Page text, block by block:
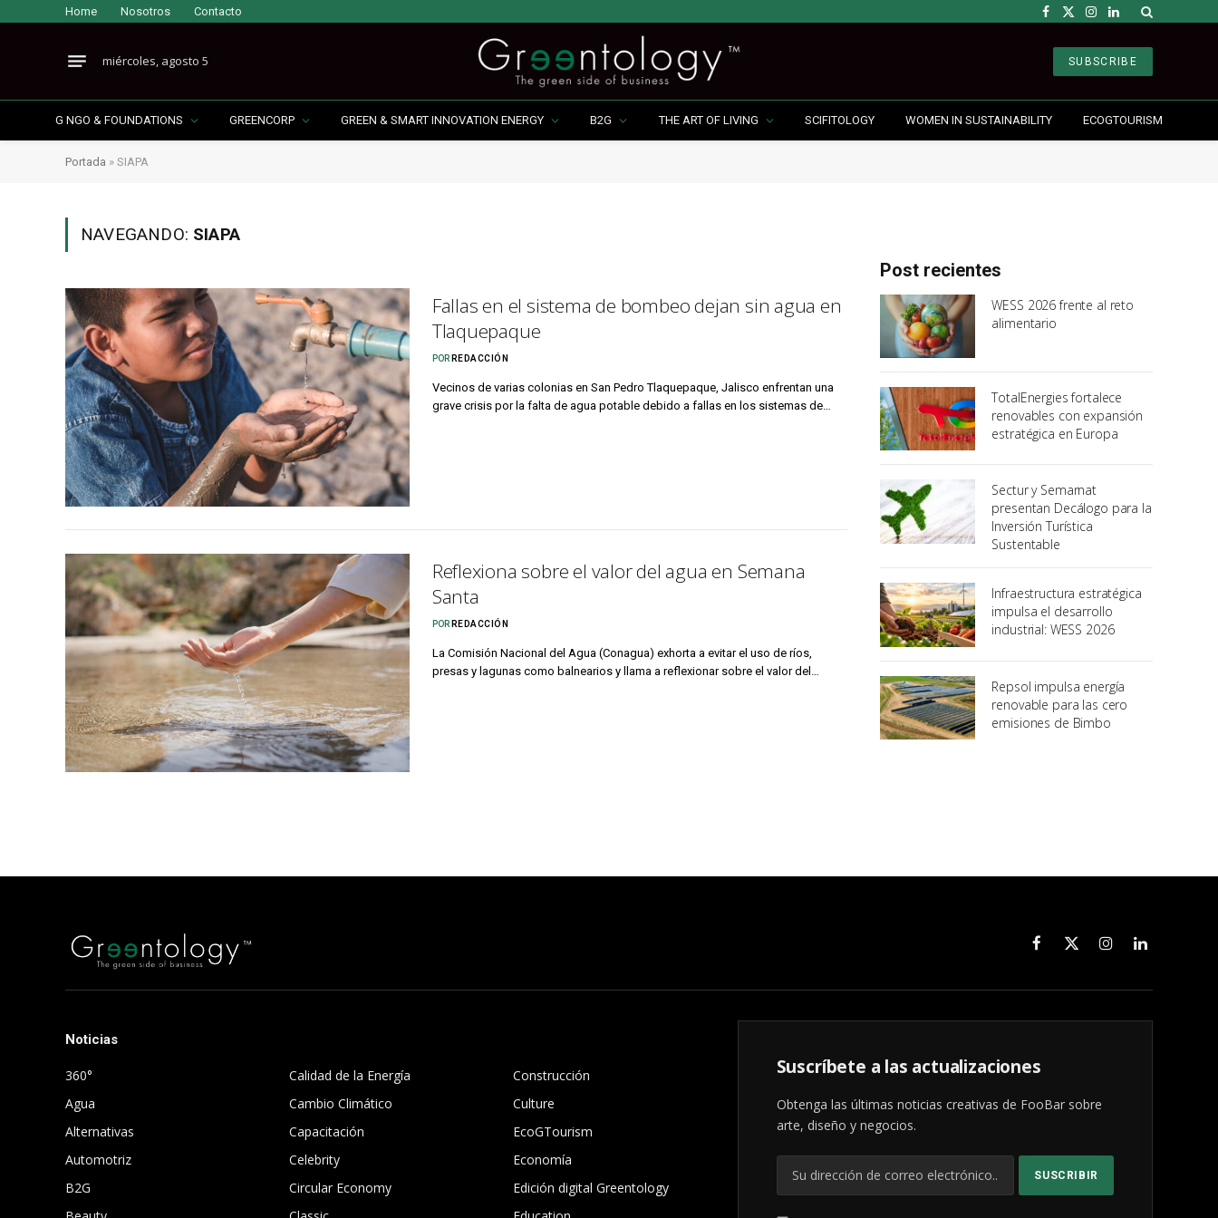
Home Nosotros Contacto Facebook
X
Instagram
LinkedIn
miércoles, agosto 5 SUBSCRIBE
G NGO & FOUNDATIONS GREENCORP GREEN & SMART INNOVATION ENERGY B2G THE ART OF LIVING SCIFITOLOGY WOMEN IN SUSTAINABILITY ECOGTOURISM
Portada » SIAPA
NAVEGANDO: SIAPA
Fallas en el sistema de bombeo dejan sin agua en
Tlaquepaque
POR REDACCIÓN
Vecinos de varias colonias en San Pedro Tlaquepaque, Jalisco enfrentan una
grave crisis por la falta de agua potable debido a fallas en los sistemas de…
Reflexiona sobre el valor del agua en Semana
Santa
POR REDACCIÓN
La Comisión Nacional del Agua (Conagua) exhorta a evitar el uso de ríos,
presas y lagunas como balnearios y llama a reflexionar sobre el valor del…
Post recientes
WESS 2026 frente al reto
alimentario
TotalEnergies fortalece
renovables con expansión
estratégica en Europa
Sectur y Semarnat
presentan Decálogo para la
Inversión Turística
Sustentable
Infraestructura estratégica
impulsa el desarrollo
industrial: WESS 2026
Repsol impulsa energía
renovable para las cero
emisiones de Bimbo
Facebook
X
InstagramLinkedIn
Noticias
360°
Agua
Alternativas
Automotriz
B2G
Calidad de la Energía
Cambio Climático
Capacitación
Celebrity
Circular Economy
Construcción
Culture
EcoGTourism
Economía
Edición digital Greentology
Suscríbete a las actualizaciones
Obtenga las últimas noticias creativas de FooBar sobre
arte, diseño y negocios.